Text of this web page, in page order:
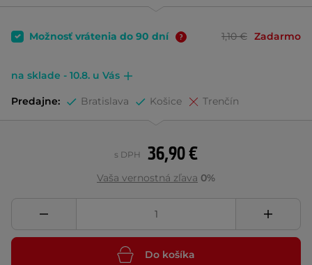
Možnosť vrátenia do 90 dní 1,10 € Zadarmo
na sklade - 10.8. u Vás
Predajne: Bratislava Košice Trenčín
36,90 €
s DPH
Vaša vernostná zľava 0%
Do košíka